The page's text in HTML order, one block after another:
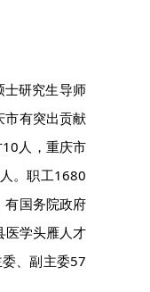
研究生导师
市有突出贡献
人，重庆市
。职工1680
有国务院政府
医学头雁人才
、副主委57